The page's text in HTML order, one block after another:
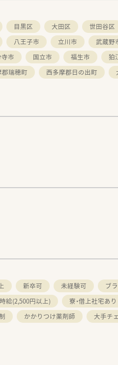
目黒区 大田区 世田谷区
八王子市 立川市 武蔵野
市 国立市 福生市 狛
瑞穂町 西多摩郡日の出町
新卒可 未経験可 ブ
給(2,500円以上) 寮・借上社宅あり
かかりつけ薬剤師 大手チ